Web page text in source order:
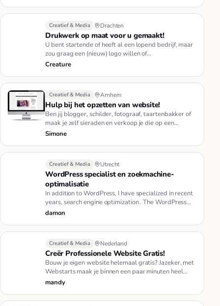
Creatief & Media Drachten
Drukwerk op maat voor u gemaakt!
U bent startende of heeft al een lopend bedrijf, maar
zou graag een (nieuw) logo willen of
reclameproducten willen hebbe…
Creature
Creatief & Media Arnhem
Hulp bij het opzetten van website!
Ben jij blogger, schilder, fotograaf, taartenbakker of
maak je zelf sieraden en verkoop je die op een
website die nodig …
Simone
Creatief & Media Utrecht
WordPress specialist en zoekmachine-
optimalisatie
In addition to WordPress, I have specialized in recent
years, search engine optimization . The WordPress
system is basic…
damon
Creatief & Media Nederland
Creër Professionele Website Gratis!
Bouw je eigen website helemaal gratis? Jazeker, met
Webstarts maak je binnen een paar minuten heel
eenvoudig een profess…
mandy